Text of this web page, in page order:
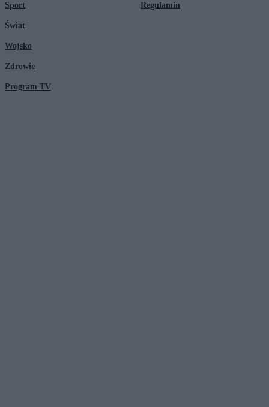
Sport
Świat
Wojsko
Zdrowie
Program TV
Regulamin